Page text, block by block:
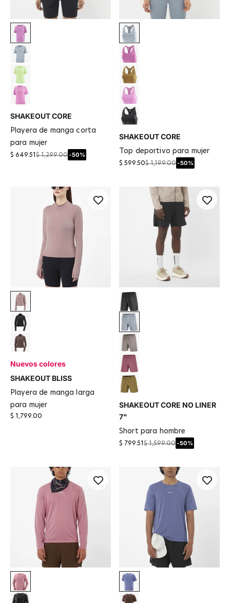
Iris Orchid
Trade Winds
Pink
SHAKEOUT CORE
playera de manga corta
para mujer
$ 649.51 $ 1,299.00-50%
Trade Winds
Iris Orchid
Brilliant Olive
Cyclamen
DEEP BLACK / BLACK
SHAKEOUT CORE
top deportivo para mujer
$ 599.50$ 1,199.00-50%
Antler
Deep Black
Coffee Bean
Nuevos colores
SHAKEOUT BLISS
playera de manga larga
para mujer
$ 1,799.00
Deep Black
Trade Winds
Iron
Nocturne
Brilliant Olive
SHAKEOUT CORE NO LINER
7"
short para hombre
$ 799.51 $ 1,599.00-50%
Dusky Orchid